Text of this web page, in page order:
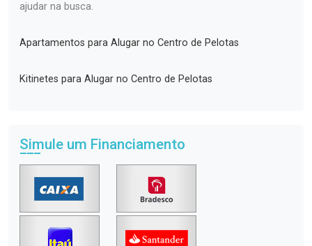
ajudar na busca.
Apartamentos para Alugar no Centro de Pelotas
Kitinetes para Alugar no Centro de Pelotas
Simule um Financiamento